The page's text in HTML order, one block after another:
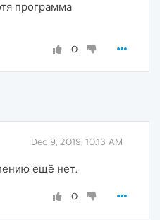
программа
0
Dec 9, 2019, 10:13 AM
ещё нет.
0